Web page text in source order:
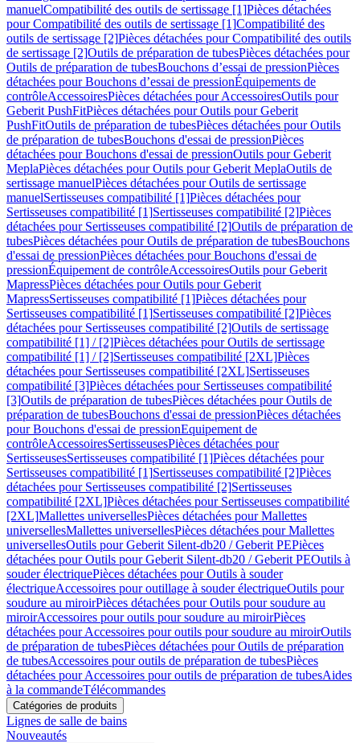
manuelCompatibilité des outils de sertissage [1]Pièces détachées
pour Compatibilité des outils de sertissage [1]Compatibilité des
outils de sertissage [2]Pièces détachées pour Compatibilité des outils
de sertissage [2]Outils de préparation de tubesPièces détachées pour
Outils de préparation de tubesBouchons d’essai de pressionPièces
détachées pour Bouchons d’essai de pressionÉquipements de
contrôleAccessoiresPièces détachées pour AccessoiresOutils pour
Geberit PushFitPièces détachées pour Outils pour Geberit
PushFitOutils de préparation de tubesPièces détachées pour Outils
de préparation de tubesBouchons d'essai de pressionPièces
détachées pour Bouchons d'essai de pressionOutils pour Geberit
MeplaPièces détachées pour Outils pour Geberit MeplaOutils de
sertissage manuelPièces détachées pour Outils de sertissage
manuelSertisseuses compatibilité [1]Pièces détachées pour
Sertisseuses compatibilité [1]Sertisseuses compatibilité [2]Pièces
détachées pour Sertisseuses compatibilité [2]Outils de préparation de
tubesPièces détachées pour Outils de préparation de tubesBouchons
d'essai de pressionPièces détachées pour Bouchons d'essai de
pressionÉquipement de contrôleAccessoiresOutils pour Geberit
MapressPièces détachées pour Outils pour Geberit
MapressSertisseuses compatibilité [1]Pièces détachées pour
Sertisseuses compatibilité [1]Sertisseuses compatibilité [2]Pièces
détachées pour Sertisseuses compatibilité [2]Outils de sertissage
compatibilité [1] / [2]Pièces détachées pour Outils de sertissage
compatibilité [1] / [2]Sertisseuses compatibilité [2XL]Pièces
détachées pour Sertisseuses compatibilité [2XL]Sertisseuses
compatibilité [3]Pièces détachées pour Sertisseuses compatibilité
[3]Outils de préparation de tubesPièces détachées pour Outils de
préparation de tubesBouchons d'essai de pressionPièces détachées
pour Bouchons d'essai de pressionEquipement de
contrôleAccessoiresSertisseusesPièces détachées pour
SertisseusesSertisseuses compatibilité [1]Pièces détachées pour
Sertisseuses compatibilité [1]Sertisseuses compatibilité [2]Pièces
détachées pour Sertisseuses compatibilité [2]Sertisseuses
compatibilité [2XL]Pièces détachées pour Sertisseuses compatibilité
[2XL]Mallettes universellesPièces détachées pour Mallettes
universellesMallettes universellesPièces détachées pour Mallettes
universellesOutils pour Geberit Silent-db20 / Geberit PEPièces
détachées pour Outils pour Geberit Silent-db20 / Geberit PEOutils à
souder électriquePièces détachées pour Outils à souder
électriqueAccessoires pour outillage à souder électriqueOutils pour
soudure au miroirPièces détachées pour Outils pour soudure au
miroirAccessoires pour outils pour soudure au miroirPièces
détachées pour Accessoires pour outils pour soudure au miroirOutils
de préparation de tubesPièces détachées pour Outils de préparation
de tubesAccessoires pour outils de préparation de tubesPièces
détachées pour Accessoires pour outils de préparation de tubesAides
à la commandeTélécommandes
Catégories de produits
Lignes de salle de bains
Nouveautés